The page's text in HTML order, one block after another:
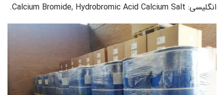
انگلیسی: Calcium Bromide, Hydrobromic Acid Calcium Salt.